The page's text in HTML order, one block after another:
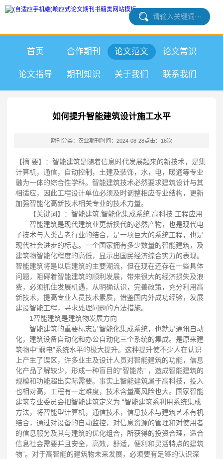
首页 合作期刊 论文范文 论文常识
论文指导 期刊知识 关于我们 联系我们
如何提升智能建筑设计施工水平
期刊分类：农业期刊 时间：2024-08-28点击：16次
【摘 要】：智能建筑是随着信息时代发展起来的新技术，是集
计算机，通信，自动控制，土建及装饰，水，电，暖通等专业
融为一体的综合性学科。智能建筑技术必然要求建筑设计与其
相适应，因此工程设计单位必须及时调整相应专业结构，更新
加强智能化高新技术相关专业的技术力量。
【关键词】：智能建筑,智能化集成系统,高科技,工程应用
智能建筑是现代建筑业更新换代的必然产物，也是现代电
子技术与人类古老行业的结合，是一项巨大的系统工程，也是
现代社会进步的标志。一个国家拥有多少数量的智能建筑，及
建筑物智能化程度的高低，显示出国民经济综合实力的表现。
智能建筑将是以后建筑的主要潮流，但在现在还存在一些具体
问题，阻碍着智能建筑的顺利发展，带来很大的经济损失及浪
费，必须抓住发展机遇，从明确认识，完善政策，充分利用高
新技术，提高专业人员技术素质，借鉴国内外成功经验，发展
建设智能工程，寻求处理问题的方法措施。
1智能建筑是建筑物发展方向
智能建筑的重要标志是智能化集成系统，也就是通讯自动
化，建筑设备自动化和办公自动化三个系统的集成。是原来建
筑物中“弱电”系统水平的极大提升。这种提升使不少人在认识
上产生了误区，许多业主及设计人员对智能建筑的功能，信息
化产品了解较少，形成一种盲目的“智能热” ，造成智能建筑的
规模和功能超出实际需要。事实上智能建筑属于高科技，投入
也相对高，工程有一定难度，技术含量高风险也大。国家智能
建筑专业委员会把智能建筑定义为:“智能建筑系利用系统集成
方法，将智能型计算机，通信技术，信息技术与建筑艺术有机
结合，通过对设备的自动监控，对信息资源的管理和对使用者
的信息服务及其与建筑的优化组合，所获得的投资合理，适合
信息社会需要并且安全，高效，舒适，便利和灵活特点的建筑
物”。对于高智能的建筑物未来发展，必须要有足够的认识深